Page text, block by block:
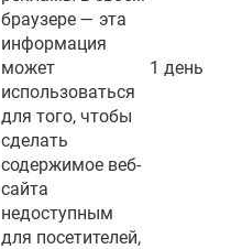
браузере — эта
информация
может
использоваться
для того, чтобы
сделать
содержимое веб-
сайта
недоступным
для посетителей,
1 день